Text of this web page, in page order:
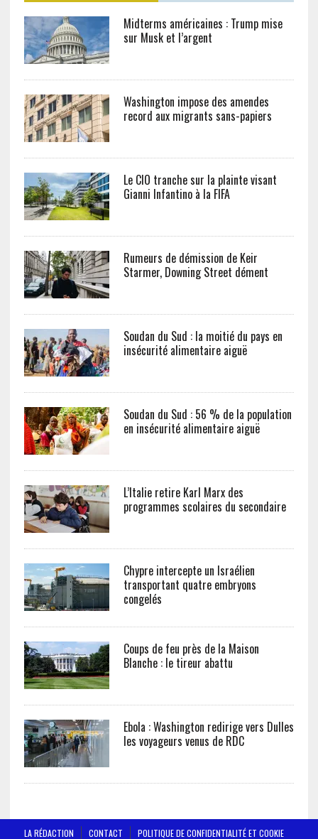
Midterms américaines : Trump mise
sur Musk et l’argent
Washington impose des amendes
record aux migrants sans-papiers
Le CIO tranche sur la plainte visant
Gianni Infantino à la FIFA
Rumeurs de démission de Keir
Starmer, Downing Street dément
Soudan du Sud : la moitié du pays en
insécurité alimentaire aiguë
Soudan du Sud : 56 % de la population
en insécurité alimentaire aiguë
L’Italie retire Karl Marx des
programmes scolaires du secondaire
Chypre intercepte un Israélien
transportant quatre embryons
congelés
Coups de feu près de la Maison
Blanche : le tireur abattu
Ebola : Washington redirige vers Dulles
les voyageurs venus de RDC
LA RÉDACTION CONTACT POLITIQUE DE CONFIDENTIALITÉ ET COOKIE